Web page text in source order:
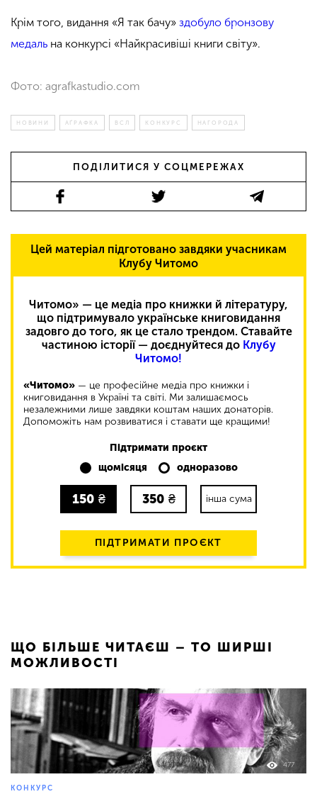
Крім того, видання «Я так бачу» здобуло бронзову
медаль на конкурсі «Найкрасивіші книги світу».
Фото: agrafkastudio.com
НОВИНИ АҐРАФКА ВСЛ КОНКУРС НАГОРОДА
ПОДІЛИТИСЯ У СОЦМЕРЕЖАХ
Цей матеріал підготовано завдяки учасникам
Клубу Читомо
Читомо» — це медіа про книжки й літературу,
що підтримувало українське книговидання
задовго до того, як це стало трендом. Ставайте
частиною історії — доєднуйтеся до Клубу
Читомо!
«Читомо» — це професійне медіа про книжки і
книговидання в Україні та світі. Ми залишаємось
незалежними лише завдяки коштам наших донаторів.
Допоможіть нам розвиватися і ставати ще кращими!
Підтримати проєкт
щомісяця
одноразово
150 ₴ 350 ₴ інша сума
ПІДТРИМАТИ ПРОЄКТ
ЩО БІЛЬШЕ ЧИТАЄШ – ТО ШИРШІ
МОЖЛИВОСТІ
477
КОНКУРС